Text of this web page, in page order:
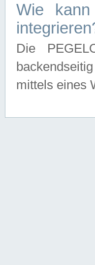
Wie
Die
mittels eines